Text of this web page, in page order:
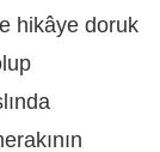
hikâye doruk